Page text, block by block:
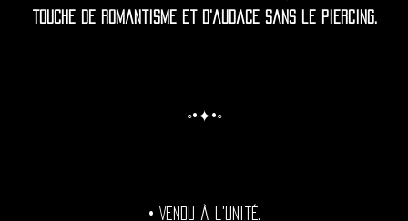
touche de romantisme et d'audace sans le piercing.
◦•✦•◦
• Vendu à l'unité.